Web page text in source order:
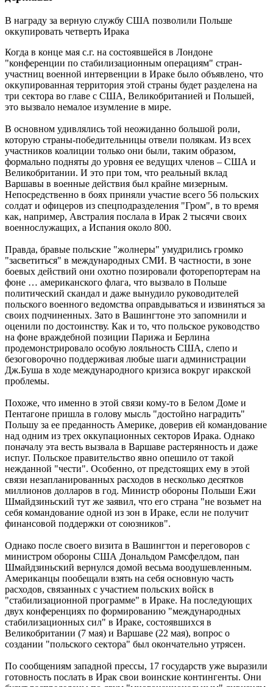
В награду за верную службу США позволили Польше
оккупировать четверть Ирака
Когда в конце мая с.г. на состоявшейся в Лондоне
"конференции по стабилизационным операциям" стран-
участниц военной интервенции в Ираке было объявлено, что
оккупированная территория этой страны будет разделена на
три сектора во главе с США, Великобританией и Польшей,
это вызвало немалое изумление в мире.
В основном удивлялись той неожиданно большой роли,
которую страны-победительницы отвели полякам. Из всех
участников коалиции только они были, таким образом,
формально подняты до уровня ее ведущих членов – США и
Великобритании. И это при том, что реальный вклад
Варшавы в военные действия был крайне мизерным.
Непосредственно в боях приняли участие всего 56 польских
солдат и офицеров из спецподразделения "Гром", в то время
как, например, Австралия послала в Ирак 2 тысячи своих
военнослужащих, а Испания около 800.
Правда, бравые польские "жолнеры" умудрились громко
"засветиться" в международных СМИ. В частности, в зоне
боевых действий они охотно позировали фоторепортерам на
фоне … американского флага, что вызвало в Польше
политический скандал и даже вынудило руководителей
польского военного ведомства оправдываться и извиняться за
своих подчиненных. Зато в Вашингтоне это запомнили и
оценили по достоинству. Как и то, что польское руководство
на фоне враждебной позиции Парижа и Берлина
продемонстрировало особую лояльность США, слепо и
безоговорочно поддерживая любые шаги администрации
Дж.Буша в ходе международного кризиса вокруг иракской
проблемы.
Похоже, что именно в этой связи кому-то в Белом Доме и
Пентагоне пришла в голову мысль "достойно наградить"
Польшу за ее преданность Америке, доверив ей командование
над одним из трех оккупационных секторов Ирака. Однако
поначалу эта весть вызвала в Варшаве растерянность и даже
испуг. Польское правительство явно опешило от такой
нежданной "чести". Особенно, от предстоящих ему в этой
связи незапланированных расходов в несколько десятков
миллионов долларов в год. Министр обороны Польши Ежи
Шмайдзиньский тут же заявил, что его страна "не возьмет на
себя командование одной из зон в Ираке, если не получит
финансовой поддержки от союзников".
Однако после своего визита в Вашингтон и переговоров с
министром обороны США Дональдом Рамсфелдом, пан
Шмайдзиньский вернулся домой весьма воодушевленным.
Американцы пообещали взять на себя основную часть
расходов, связанных с участием польских войск в
"стабилизационной программе" в Ираке. На последующих
двух конференциях по формированию "международных
стабилизационных сил" в Ираке, состоявшихся в
Великобритании (7 мая) и Варшаве (22 мая), вопрос о
создании "польского сектора" был окончательно утрясен.
По сообщениям западной прессы, 17 государств уже выразили
готовность послать в Ирак свои воинские контингенты. Они